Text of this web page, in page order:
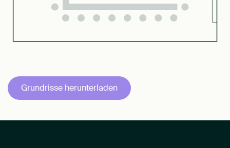
Grundrisse herunterladen